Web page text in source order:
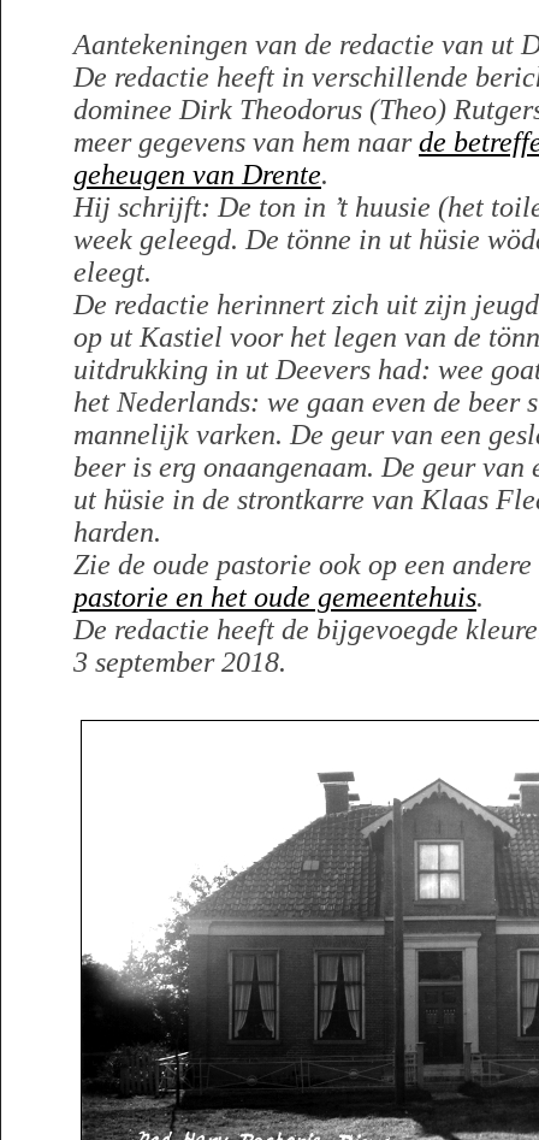
Aantekeningen van de redactie van ut
De redactie heeft in verschillende
dominee Dirk Theodorus (Theo)
meer gegevens van hem naarde
geheugen van Drente.
Hij schrijft: De ton in ’t huusie (het
week geleegd. De tönne in ut hüsie
eleegt.
De redactie herinnert zich uit zijn
op ut Kastiel voor het legen van de
uitdrukking in ut Deevers had: wee
het Nederlands: we gaan even de beer
mannelijk varken. De geur van een
beer is erg onaangenaam. De geur van
ut hüsie in de strontkarre van Klaas
harden.
Zie de oude pastorie ook op een
pastorie en het oude gemeentehuis.
De redactie heeft de bijgevoegde
3 september 2018.